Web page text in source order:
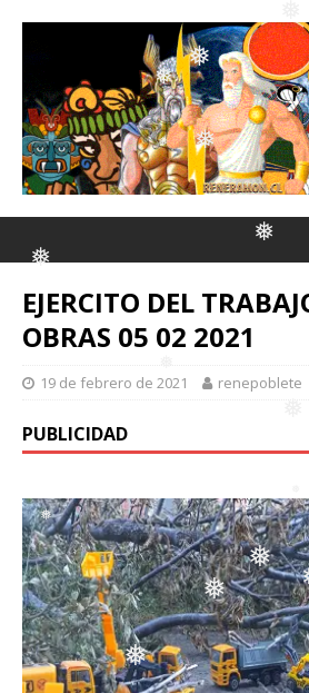
❅
❅
❅
❅
❅
❅
❅
❅
EJERCITO DEL
OBRAS 05 02 2021
19 de febrero de 2021 renepoblete
PUBLICIDAD